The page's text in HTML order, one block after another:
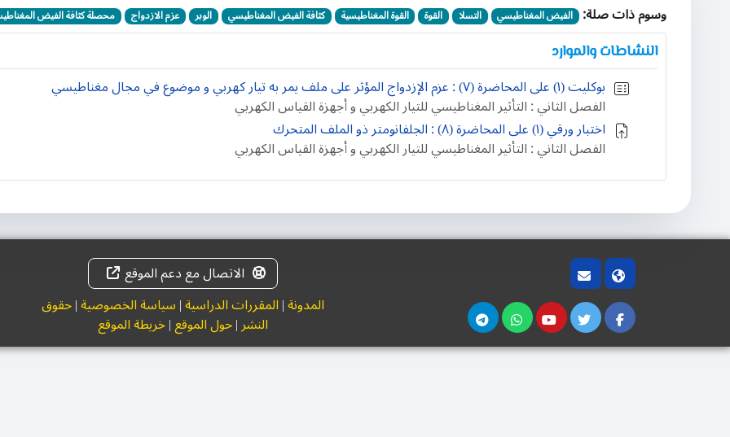
وسوم ذات صلة: الفيض المغناطيسي التسلا القوة القوة المغناطيسية كثافة الفيض المغناطيسي الوبر عزم الازدواج محصلة كثافة الفيض
النشاطات والموارد
بوكليت (۱) على المحاضرة (٧) : عزم الإزدواج المؤثر على ملف يمر به تيار كهربي و موضوع في مجال مغناطيسي
الفصل الثاني : التأثير المغناطيسي للتيار الكهربي و أجهزة القياس الكهربي
اختبار ورقي (۱) على المحاضرة (٨) : الجلفانومتر ذو الملف المتحرك
الفصل الثاني : التأثير المغناطيسي للتيار الكهربي و أجهزة القياس الكهربي
الاتصال مع دعم الموقع
المدونة|المقررات الدراسية|سياسة الخصوصية|حقوق
النشر|حول الموقع|خريطة الموقع